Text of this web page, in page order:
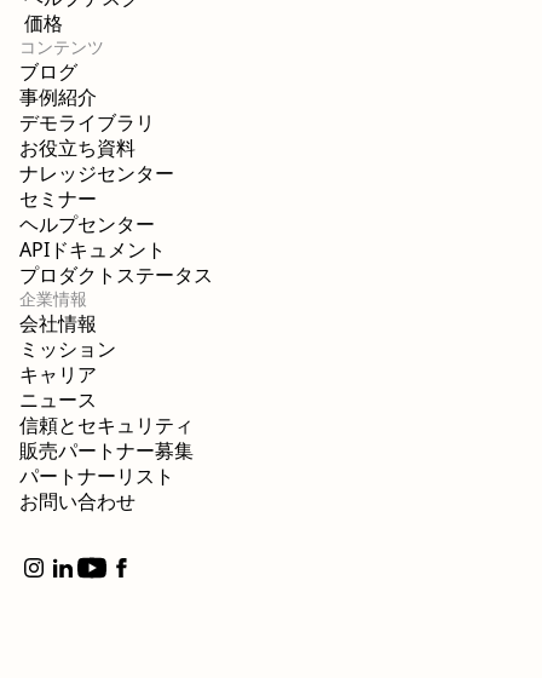
価格
コンテンツ
ブログ
事例紹介
デモライブラリ
お役立ち資料
ナレッジセンター
セミナー
ヘルプセンター
APIドキュメント
プロダクトステータス
企業情報
会社情報
ミッション
キャリア
ニュース
信頼とセキュリティ
販売パートナー募集
パートナーリスト
お問い合わせ